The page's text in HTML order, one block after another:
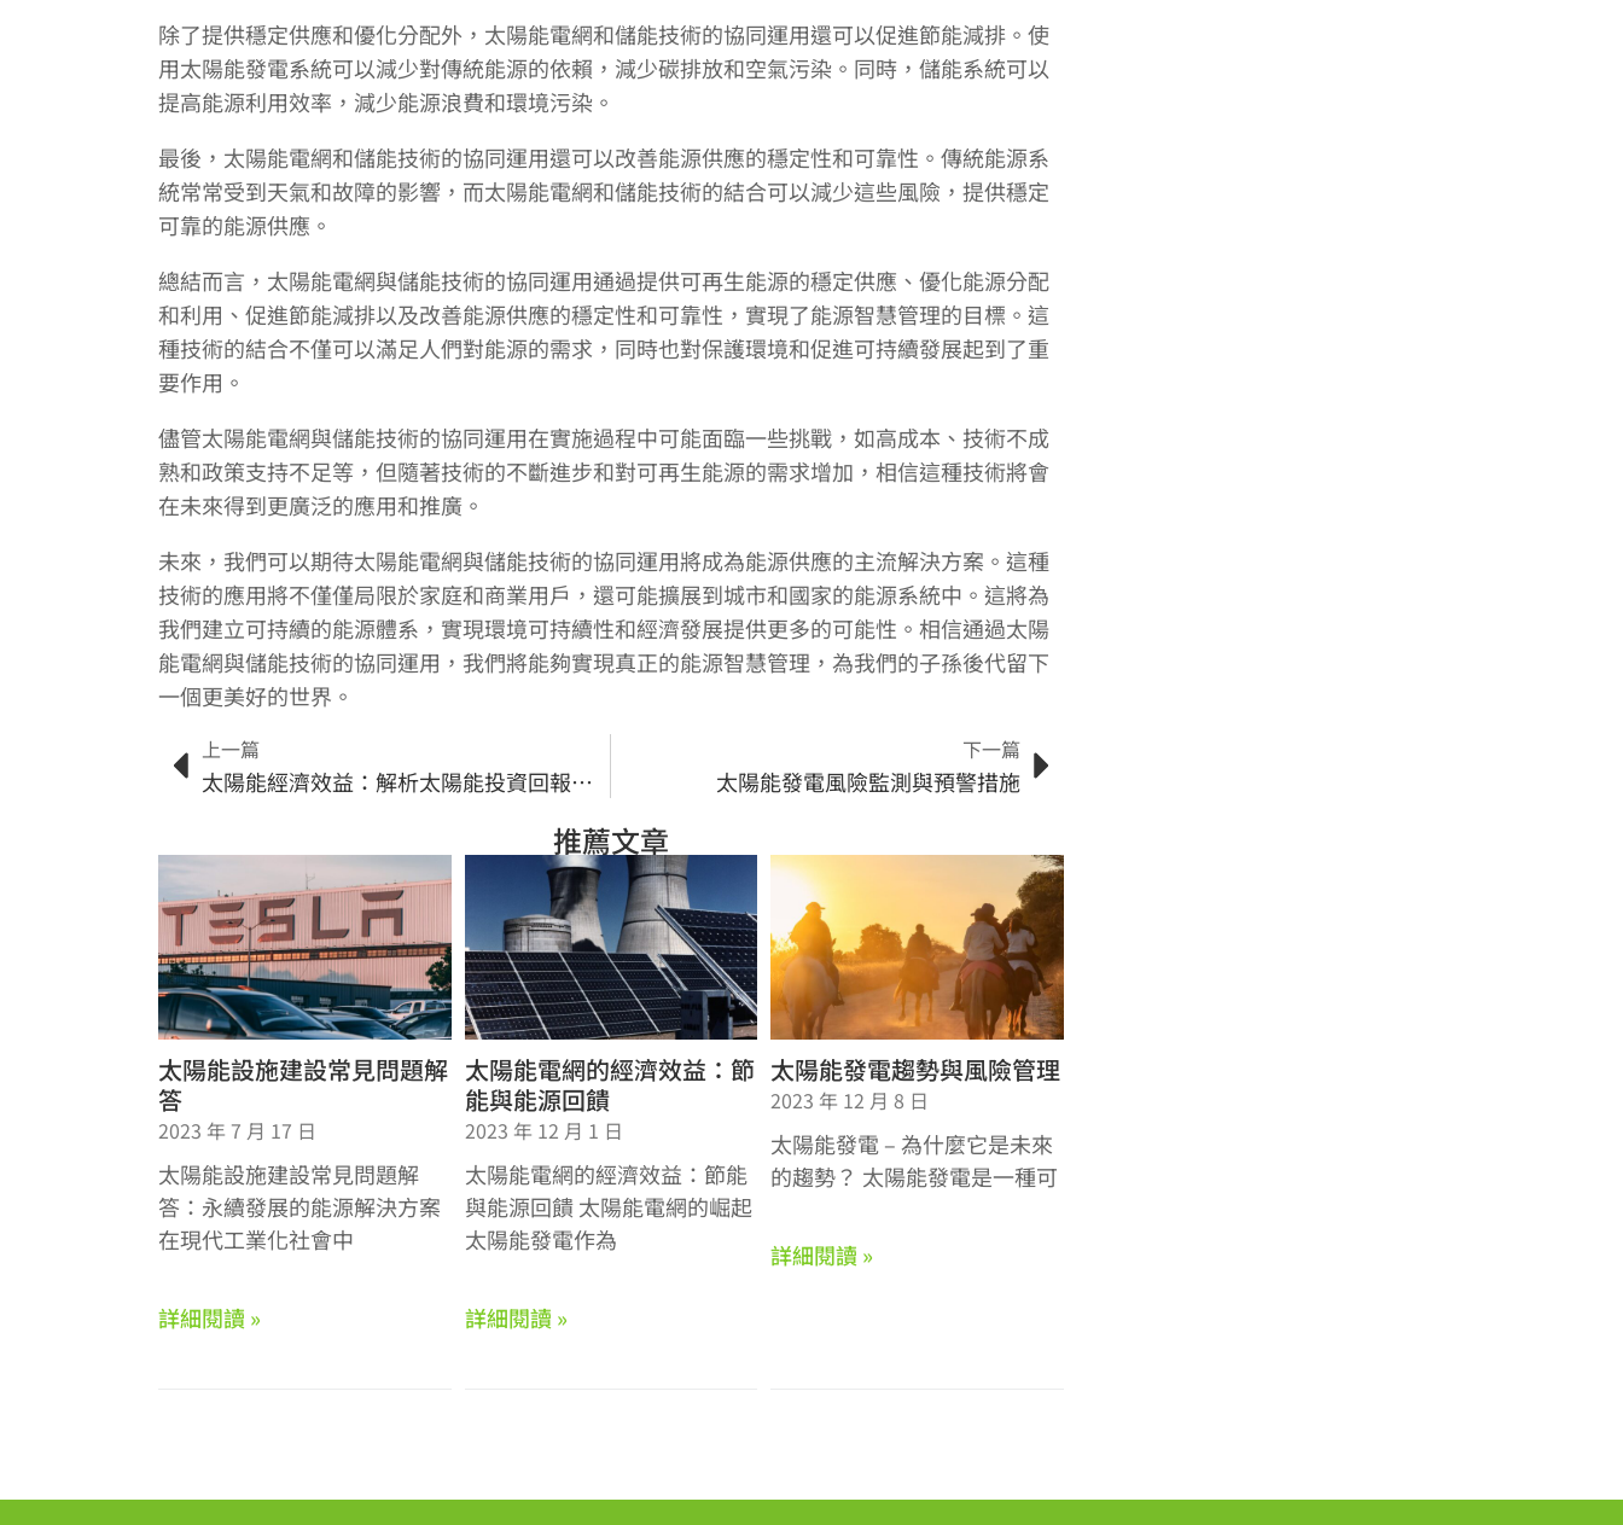
除了提供穩定供應和優化分配外，太陽能電網和儲能技術的協同運用還可以促進節能減排。使
用太陽能發電系統可以減少對傳統能源的依賴，減少碳排放和空氣污染。同時，儲能系統可以
提高能源利用效率，減少能源浪費和環境污染。
最後，太陽能電網和儲能技術的協同運用還可以改善能源供應的穩定性和可靠性。傳統能源系
統常常受到天氣和故障的影響，而太陽能電網和儲能技術的結合可以減少這些風險，提供穩定
可靠的能源供應。
總結而言，太陽能電網與儲能技術的協同運用通過提供可再生能源的穩定供應、優化能源分配
和利用、促進節能減排以及改善能源供應的穩定性和可靠性，實現了能源智慧管理的目標。這
種技術的結合不僅可以滿足人們對能源的需求，同時也對保護環境和促進可持續發展起到了重
要作用。
儘管太陽能電網與儲能技術的協同運用在實施過程中可能面臨一些挑戰，如高成本、技術不成
熟和政策支持不足等，但隨著技術的不斷進步和對可再生能源的需求增加，相信這種技術將會
在未來得到更廣泛的應用和推廣。
未來，我們可以期待太陽能電網與儲能技術的協同運用將成為能源供應的主流解決方案。這種
技術的應用將不僅僅局限於家庭和商業用戶，還可能擴展到城市和國家的能源系統中。這將為
我們建立可持續的能源體系，實現環境可持續性和經濟發展提供更多的可能性。相信通過太陽
能電網與儲能技術的協同運用，我們將能夠實現真正的能源智慧管理，為我們的子孫後代留下
一個更美好的世界。
上一篇
太陽能經濟效益：解析太陽能投資回報率的獲利模式
下一篇
太陽能發電風險監測與預警措施
推薦文章
太陽能設施建設常見問題解
答
2023 年 7 月 17 日
太陽能設施建設常見問題解
答：永續發展的能源解決方案
在現代工業化社會中
詳細閱讀 »
太陽能電網的經濟效益：節
能與能源回饋
2023 年 12 月 1 日
太陽能電網的經濟效益：節能
與能源回饋 太陽能電網的崛起
太陽能發電作為
詳細閱讀 »
太陽能發電趨勢與風險管理
2023 年 12 月 8 日
太陽能發電 – 為什麼它是未來
的趨勢？ 太陽能發電是一種可
詳細閱讀 »